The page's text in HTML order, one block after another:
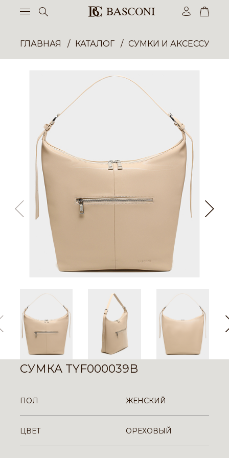
ГЛАВНАЯ КАТАЛОГ СУМКИ И
СУМКА TYF000039B
ПОЛ ЖЕНСКИЙ
ЦВЕТ ОРЕХОВЫЙ